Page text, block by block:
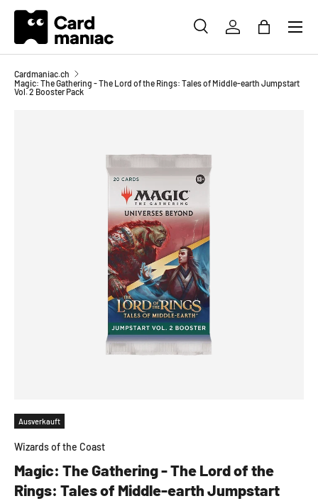
DIREKT ZUM INHALT
SUCHEEINLOGGEN
Menü
Cardmaniac.ch
Magic: The Gathering - The Lord of the Rings: Tales of Middle-earth Jumpstart
Vol. 2 Booster Pack
Ausverkauft
Wizards of the Coast
Magic: The Gathering - The Lord of the
Rings: Tales of Middle-earth Jumpstart